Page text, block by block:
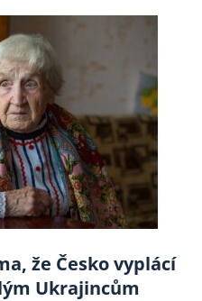
že Česko vyplácí
Ukrajincům